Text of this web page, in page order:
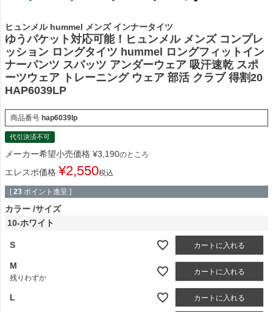
ヒュンメル hummel メンズ インナータイツ
ゆうパケット対応可能！ヒュンメル メンズ コンプレ
ッション ロングタイツ hummel ロングフィットイン
ナーパンツ スパッツ アンダーウェア 吸汗速乾 スポ
ーツウェア トレーニング ウェア 部活 クラブ 得割20
HAP6039LP
商品番号 hap6039lp
代引決済不可
メーカー希望小売価格 ¥3,190のところ
エレスポ価格 ¥2,550税込
[ 23 ポイント進呈 ]
カラー サイズ
10-ホワイト
S カートに入れる
M
残りわずか
カートに入れる
L カートに入れる